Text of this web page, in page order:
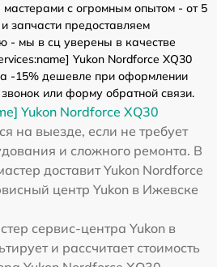
мастерами с огромным опытом - от 5
запчасти предоставляем
- мы в сц уверены в качестве
Yukon Nordforce XQ30
-15% дешевле при оформлении
или форму обратной связи.
Yukon Nordforce XQ30
на выезде, если не требует
и сложного ремонта. В
доставит Yukon Nordforce
центр Yukon в Ижевске
сервис-центра Yukon в
и рассчитает стоимость